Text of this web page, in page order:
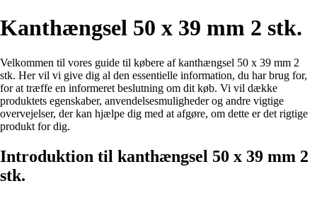
Kanthængsel 50 x 39 mm 2 stk.
Velkommen til vores guide til købere af kanthængsel 50 x 39 mm 2
stk. Her vil vi give dig al den essentielle information, du har brug for,
for at træffe en informeret beslutning om dit køb. Vi vil dække
produktets egenskaber, anvendelsesmuligheder og andre vigtige
overvejelser, der kan hjælpe dig med at afgøre, om dette er det rigtige
produkt for dig.
Introduktion til kanthængsel 50 x 39 mm 2
stk.